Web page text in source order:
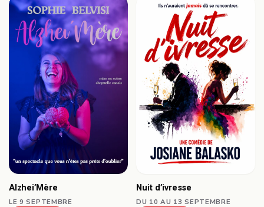
Alzhei’Mère
LE 9 SEPTEMBRE
Nuit d’ivresse
DU 10 AU 13 SEPTEMBRE